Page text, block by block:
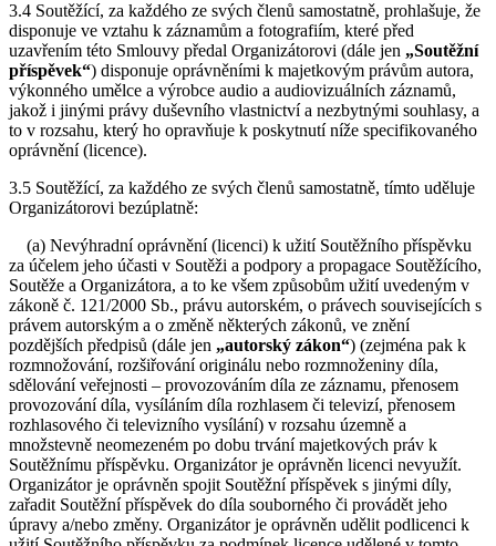
3.4 Soutěžící, za každého ze svých členů samostatně, prohlašuje, že
disponuje ve vztahu k záznamům a fotografiím, které před
uzavřením této Smlouvy předal Organizátorovi (dále jen „Soutěžní
příspěvek“) disponuje oprávněními k majetkovým právům autora,
výkonného umělce a výrobce audio a audiovizuálních záznamů,
jakož i jinými právy duševního vlastnictví a nezbytnými souhlasy, a
to v rozsahu, který ho opravňuje k poskytnutí níže specifikovaného
oprávnění (licence).
3.5 Soutěžící, za každého ze svých členů samostatně, tímto uděluje
Organizátorovi bezúplatně:
(a) Nevýhradní oprávnění (licenci) k užití Soutěžního příspěvku
za účelem jeho účasti v Soutěži a podpory a propagace Soutěžícího,
Soutěže a Organizátora, a to ke všem způsobům užití uvedeným v
zákoně č. 121/2000 Sb., právu autorském, o právech souvisejících s
právem autorským a o změně některých zákonů, ve znění
pozdějších předpisů (dále jen „autorský zákon“) (zejména pak k
rozmnožování, rozšiřování originálu nebo rozmnoženiny díla,
sdělování veřejnosti – provozováním díla ze záznamu, přenosem
provozování díla, vysíláním díla rozhlasem či televizí, přenosem
rozhlasového či televizního vysílání) v rozsahu územně a
množstevně neomezeném po dobu trvání majetkových práv k
Soutěžnímu příspěvku. Organizátor je oprávněn licenci nevyužít.
Organizátor je oprávněn spojit Soutěžní příspěvek s jinými díly,
zařadit Soutěžní příspěvek do díla souborného či provádět jeho
úpravy a/nebo změny. Organizátor je oprávněn udělit podlicenci k